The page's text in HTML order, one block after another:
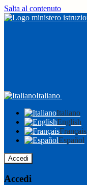
Salta al contenuto
Italiano
Italiano
English
Français
Español
Accedi
Accedi